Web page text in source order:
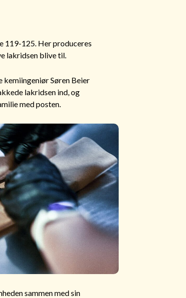
119-125. Her produceres
lakridsen blive til.
Søren Beier
lakridsen ind, og
med posten.
sammen med sin